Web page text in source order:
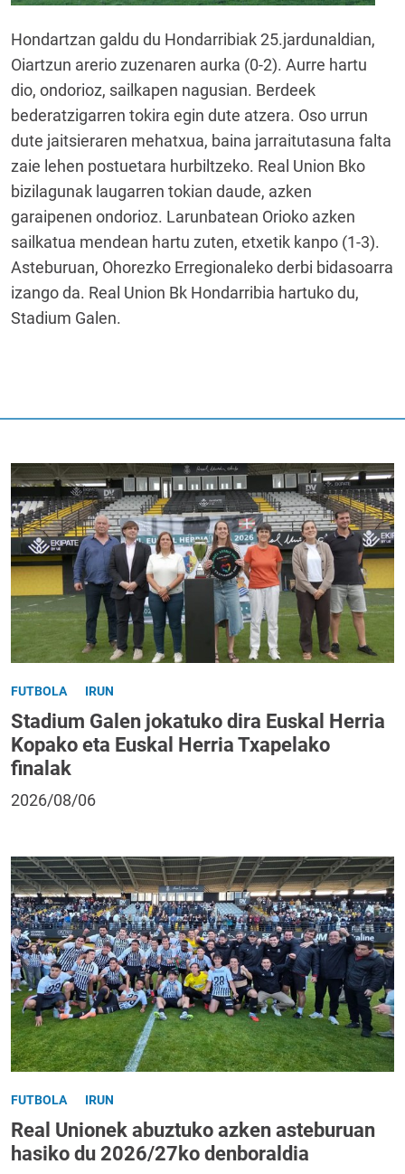
Hondartzan galdu du Hondarribiak 25.jardunaldian,
Oiartzun arerio zuzenaren aurka (0-2). Aurre hartu
dio, ondorioz, sailkapen nagusian. Berdeek
bederatzigarren tokira egin dute atzera. Oso urrun
dute jaitsieraren mehatxua, baina jarraitutasuna falta
zaie lehen postuetara hurbiltzeko. Real Union Bko
bizilagunak laugarren tokian daude, azken
garaipenen ondorioz. Larunbatean Orioko azken
sailkatua mendean hartu zuten, etxetik kanpo (1-3).
Asteburuan, Ohorezko Erregionaleko derbi bidasoarra
izango da. Real Union Bk Hondarribia hartuko du,
Stadium Galen.
FUTBOLA IRUN
Stadium Galen jokatuko dira Euskal Herria
Kopako eta Euskal Herria Txapelako
finalak
2026/08/06
FUTBOLA IRUN
Real Unionek abuztuko azken asteburuan
hasiko du 2026/27ko denboraldia